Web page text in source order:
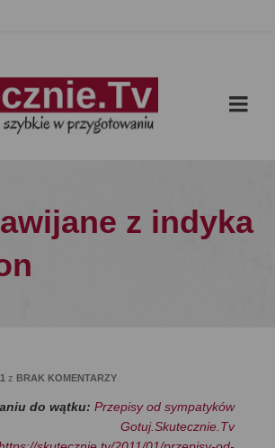
z indyka
z BRAK KOMENTARZY
do wątku: Przepisy od sympatyków
Gotuj.Skutecznie.Tv